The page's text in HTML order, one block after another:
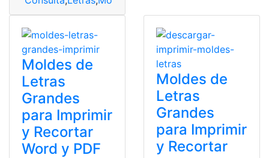
Moldes de
Letras
Grandes
para Imprimir
y Recortar
Word y PDF
Moldes de
Letras
Grandes
para Imprimir
y Recortar